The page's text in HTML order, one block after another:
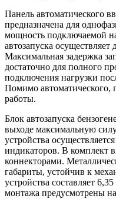
Панель автоматического
предназначена для
мощность подключаемой
автозапуска
Максимальная задержка
достаточно для полного
подключения нагрузки
Помимо автоматического,
работы.
Блок автозапуска
выходе максимальную
устройства
индикаторов. В комплект
коннекторами.
габариты, устойчив к
устройства составляет
монтажа предусмотрены